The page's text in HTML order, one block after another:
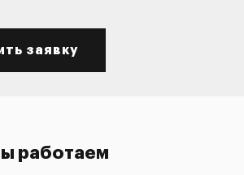
заявку
работаем